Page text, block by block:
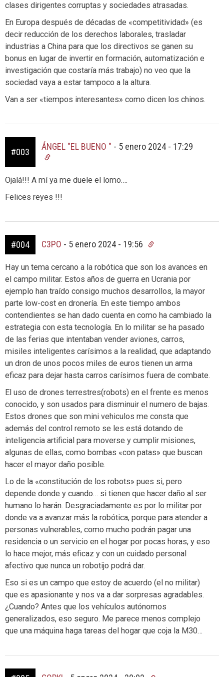
clases dirigentes corruptas y sociedades atrasadas.
En Europa después de décadas de «competitividad» (es
decir reducción de los derechos laborales, trasladar
industrias a China para que los directivos se ganen su
bonus en lugar de invertir en formación, automatización e
investigación que costaría más trabajo) no veo que la
sociedad vaya a estar tampoco a la altura.
Van a ser «tiempos interesantes» como dicen los chinos.
#003
ÁNGEL "EL BUENO " - 5 enero 2024 - 17:29
Ojalá!!! A mí ya me duele el lomo….
Felices reyes !!!
#004 C3PO - 5 enero 2024 - 19:56
Hay un tema cercano a la robótica que son los avances en
el campo militar. Estos años de guerra en Ucrania por
ejemplo han traído consigo muchos desarrollos, la mayor
parte low-cost en dronería. En este tiempo ambos
contendientes se han dado cuenta en como ha cambiado la
estrategia con esta tecnología. En lo militar se ha pasado
de las ferias que intentaban vender aviones, carros,
misiles inteligentes carísimos a la realidad, que adaptando
un dron de unos pocos miles de euros tienen un arma
eficaz para dejar hasta carros carísimos fuera de combate.
El uso de drones terrestres(robots) en el frente es menos
conocido, y son usados para disminuir el numero de bajas.
Estos drones que son mini vehiculos me consta que
además del control remoto se les está dotando de
inteligencia artificial para moverse y cumplir misiones,
algunas de ellas, como bombas «con patas» que buscan
hacer el mayor daño posible.
Lo de la «constitución de los robots» pues si, pero
depende donde y cuando… si tienen que hacer daño al ser
humano lo harán. Desgraciadamente es por lo militar por
donde va a avanzar más la robótica, porque para atender a
personas vulnerables, como mucho podrán pagar una
residencia o un servicio en el hogar por pocas horas, y eso
lo hace mejor, más eficaz y con un cuidado personal
afectivo que nunca un robotijo podrá dar.
Eso si es un campo que estoy de acuerdo (el no militar)
que es apasionante y nos va a dar sorpresas agradables.
¿Cuando? Antes que los vehículos autónomos
generalizados, eso seguro. Me parece menos complejo
que una máquina haga tareas del hogar que coja la M30…